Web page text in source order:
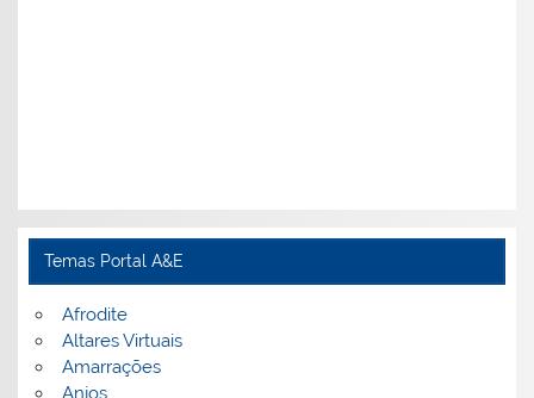
Temas Portal A&E
Afrodite
Altares Virtuais
Amarrações
Anjos